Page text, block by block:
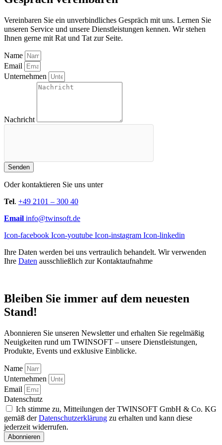
Vereinbaren Sie ein unverbindliches Gespräch mit uns. Lernen Sie
unseren Service und unsere Dienstleistungen kennen. Wir stehen
Ihnen gerne mit Rat und Tat zur Seite.
Name
Email
Unternehmen
Nachricht
Senden
Oder kontaktieren Sie uns unter
Tel. +49 2101 – 300 40
Email info@twinsoft.de
Icon-facebook Icon-youtube Icon-instagram Icon-linkedin
Ihre Daten werden bei uns vertraulich behandelt. Wir verwenden
Ihre Daten ausschließlich zur Kontaktaufnahme
Bleiben Sie immer auf dem neuesten
Stand!
Abonnieren Sie unseren Newsletter und erhalten Sie regelmäßig
Neuigkeiten rund um TWINSOFT – unsere Dienstleistungen,
Produkte, Events und exklusive Einblicke.
Name
Unternehmen
Email
Datenschutz
Ich stimme zu, Mitteilungen der TWINSOFT GmbH & Co. KG
gemäß derDatenschutzerklärung zu erhalten und kann diese
jederzeit widerrufen.
Abonnieren